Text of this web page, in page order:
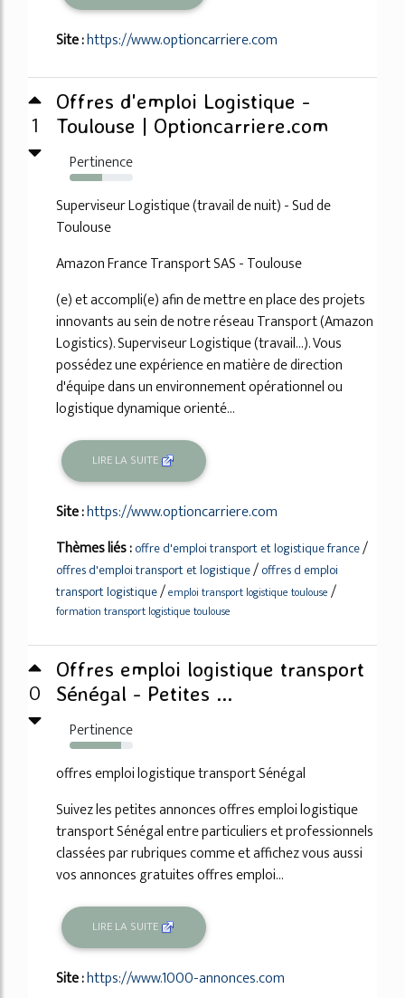
Site :https://www.optioncarriere.com
1
Offres d'emploi Logistique -
Toulouse | Optioncarriere.com
Pertinence
52%
Superviseur Logistique (travail de nuit) - Sud de
Toulouse
Amazon France Transport SAS - Toulouse
(e) et accompli(e) afin de mettre en place des projets
innovants au sein de notre réseau Transport (Amazon
Logistics). Superviseur Logistique (travail...). Vous
possédez une expérience en matière de direction
d'équipe dans un environnement opérationnel ou
logistique dynamique orienté...
LIRE LA SUITE
Site :https://www.optioncarriere.com
Thèmes liés :offre d'emploi transport et logistique france/
offres d'emploi transport et logistique/offres d emploi
transport logistique/emploi transport logistique toulouse /
formation transport logistique toulouse
0
Offres emploi logistique transport
Sénégal - Petites ...
Pertinence
82%
offres emploi logistique transport Sénégal
Suivez les petites annonces offres emploi logistique
transport Sénégal entre particuliers et professionnels
classées par rubriques comme et affichez vous aussi
vos annonces gratuites offres emploi...
LIRE LA SUITE
Site :https://www.1000-annonces.com